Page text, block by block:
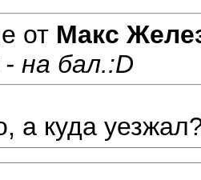
от Макс
на бал.:D
а куда